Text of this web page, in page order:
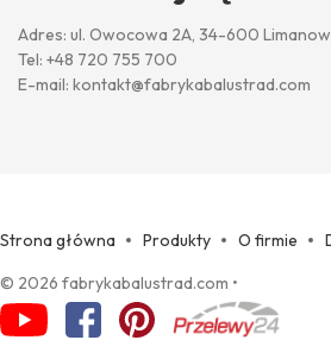
Adres: ul. Owocowa 2A, 34-600
Tel: +48 720 755 700
E-mail: kontakt@fabrykabalustrad.com
Strona główna Produkty O firmie
© 2026 fabrykabalustrad.com •